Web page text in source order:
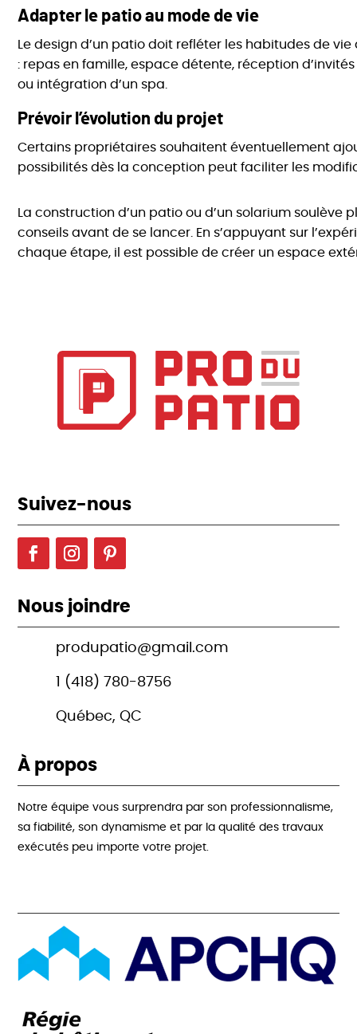
Adapter le patio au mode de vie
Le design d’un patio doit refléter les habitudes de
: repas en famille, espace détente, réception d’invités
ou intégration d’un spa.
Prévoir l’évolution du projet
Certains propriétaires souhaitent éventuellement
possibilités dès la conception peut faciliter les
La construction d’un patio ou d’un solarium
conseils avant de se lancer. En s’appuyant sur
chaque étape, il est possible de créer un espace
Suivez-nous
Nous joindre
produpatio@gmail.com
1 (418) 780-8756
Québec, QC
À propos
Notre équipe vous surprendra par son professionnalisme,
sa fiabilité, son dynamisme et par la qualité des travaux
exécutés peu importe votre projet.